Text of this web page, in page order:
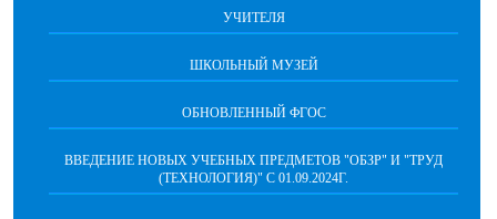
УЧИТЕЛЯ
ШКОЛЬНЫЙ МУЗЕЙ
ОБНОВЛЕННЫЙ ФГОС
ВВЕДЕНИЕ НОВЫХ УЧЕБНЫХ ПРЕДМЕТОВ "ОБЗР" И "ТРУД
(ТЕХНОЛОГИЯ)" C 01.09.2024Г.